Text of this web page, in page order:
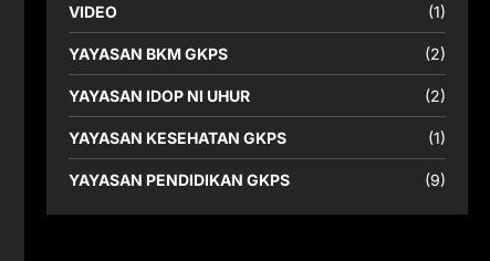
VIDEO (1)
YAYASAN BKM GKPS (2)
YAYASAN IDOP NI UHUR (2)
YAYASAN KESEHATAN GKPS (1)
YAYASAN PENDIDIKAN GKPS (9)